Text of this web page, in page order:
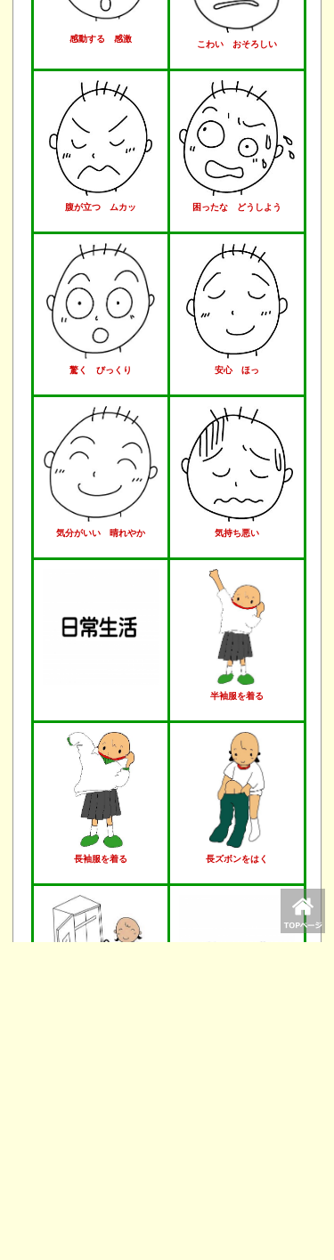
感動する 感激
こわい おそろしい
腹が立つ ムカッ 困ったな どうしよう
驚く びっくり 安心 ほっ
気分がいい 晴れやか 気持ち悪い
半袖服を着る
長袖服を着る 長ズボンをはく